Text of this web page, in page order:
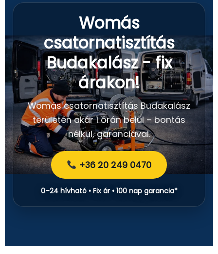
Womás
csatornatisztítás
Budakalász - fix
árakon!
Womás csatornatisztítás Budakalász
területén akár 1 órán belül – bontás
nélkül, garanciával.
+36 20 249 0470
0–24 hívható • Fix ár • 100 nap garancia*